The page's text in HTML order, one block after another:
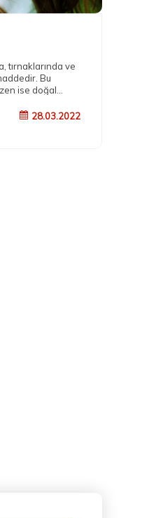
tırnaklarında ve
Bu
ise doğal
saç
azaltabilir.
28.03.2022